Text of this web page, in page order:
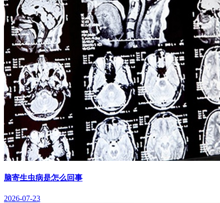
脑寄生虫病是怎么回事
2026-07-23